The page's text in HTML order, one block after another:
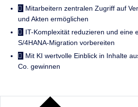
Mitarbeitern zentralen Zugriff auf
und Akten ermöglichen
IT-Komplexität reduzieren und eine
S/4HANA-Migration vorbereiten
Mit KI wertvolle Einblick in Inhalte
Co. gewinnen